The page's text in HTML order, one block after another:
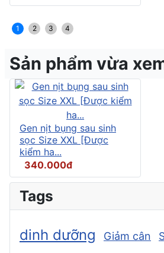
1 2 3 4
Sản phẩm vừa
Gen nịt bụng sau sinh
sọc Size XXL [Được
kiểm ha...
340.000đ
Tags
dinh dưỡng Giảm cân